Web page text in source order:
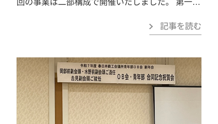
制度である「事業継続力強化計画」（通称「ジギ
の下田育雄君を中心に説明を行いました。制度の
概要や申請のポイント、万が一の災害時における
事業継続の重要性について、分かりやすく学ぶ機
会となりました。 第二部はバーベキュースポット
記事を読む